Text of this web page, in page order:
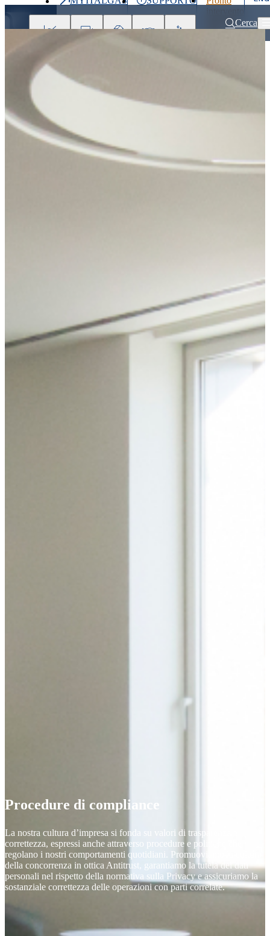
Ultimo
800 900Cerca
Partner
Home Procedure di compliance
Procedure di compliance
La nostra cultura d’impresa si fonda su valori di trasparenza e
correttezza, espressi anche attraverso procedure e politiche che
regolano i nostri comportamenti quotidiani. Promuoviamo la cultura
della concorrenza in ottica Antitrust, garantiamo la tutela dei dati
personali nel rispetto della normativa sulla Privacy e assicuriamo la
sostanziale correttezza delle operazioni con parti correlate.